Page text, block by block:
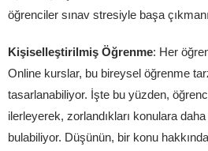
öğrenciler sınav stresiyle başa
Kişiselleştirilmiş Öğrenme: Her
Online kurslar, bu bireysel öğrenme
tasarlanabiliyor. İşte bu yüzden,
ilerleyerek, zorlandıkları konulara
bulabiliyor. Düşünün, bir konu hakkında